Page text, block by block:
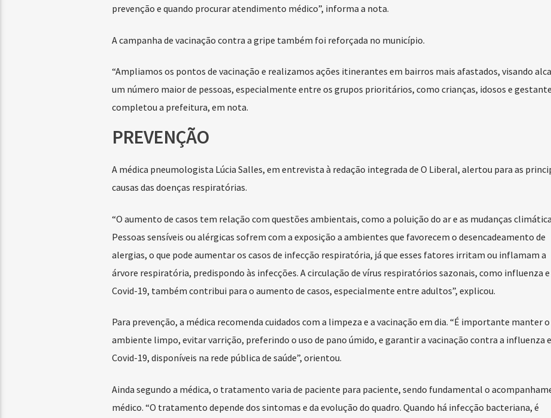
prevenção e quando procurar atendimento médico”, informa a nota.
A campanha de vacinação contra a gripe também foi reforçada no município.
“Ampliamos os pontos de vacinação e realizamos ações itinerantes em bairros mais afastados, visando
um número maior de pessoas, especialmente entre os grupos prioritários, como crianças, idosos e
completou a prefeitura, em nota.
PREVENÇÃO
A médica pneumologista Lúcia Salles, em entrevista à redação integrada de O Liberal, alertou para as
causas das doenças respiratórias.
“O aumento de casos tem relação com questões ambientais, como a poluição do ar e as mudanças
Pessoas sensíveis ou alérgicas sofrem com a exposição a ambientes que favorecem o desencadeamento de
alergias, o que pode aumentar os casos de infecção respiratória, já que esses fatores irritam ou inflamam a
árvore respiratória, predispondo às infecções. A circulação de vírus respiratórios sazonais, como influenza e
Covid-19, também contribui para o aumento de casos, especialmente entre adultos”, explicou.
Para prevenção, a médica recomenda cuidados com a limpeza e a vacinação em dia. “É importante manter o
ambiente limpo, evitar varrição, preferindo o uso de pano úmido, e garantir a vacinação contra a influenza
Covid-19, disponíveis na rede pública de saúde”, orientou.
Ainda segundo a médica, o tratamento varia de paciente para paciente, sendo fundamental o
médico. “O tratamento depende dos sintomas e da evolução do quadro. Quando há infecção bacteriana, é